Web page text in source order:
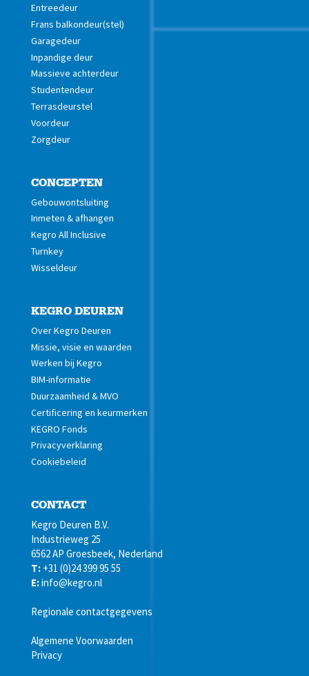
Entreedeur
Frans balkondeur(stel)
Garagedeur
Inpandige deur
Massieve achterdeur
Studentendeur
Terrasdeurstel
Voordeur
Zorgdeur
CONCEPTEN
Gebouwontsluiting
Inmeten & afhangen
Kegro All Inclusive
Turnkey
Wisseldeur
KEGRO DEUREN
Over Kegro Deuren
Missie, visie en waarden
Werken bij Kegro
BIM-informatie
Duurzaamheid & MVO
Certificering en keurmerken
KEGRO Fonds
Privacyverklaring
Cookiebeleid
CONTACT
Kegro Deuren B.V.
Industrieweg 25
6562 AP Groesbeek, Nederland
T: +31 (0)24 399 95 55
E:info@kegro.nl
Regionale contactgegevens
Algemene Voorwaarden
Privacy